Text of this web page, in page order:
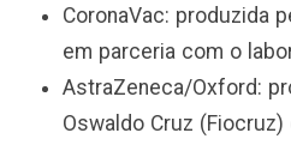
CoronaVac: produzida
em parceria com o
AstraZeneca/Oxford:
Oswaldo Cruz